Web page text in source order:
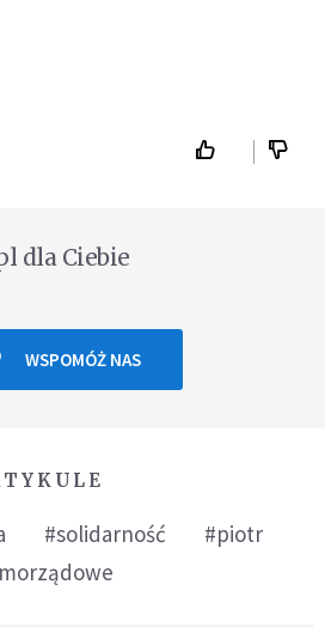
dla Ciebie
WSPOMÓŻ NAS
#solidarność
#piotr